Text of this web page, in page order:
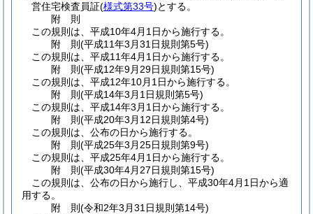
営住宅検査員証(様式第33号)とする。
附 則
この規則は、平成10年4月1日から施行する。
附 則(平成11年3月31日規則第5号)
この規則は、平成11年4月1日から施行する。
附 則(平成12年9月29日規則第15号)
この規則は、平成12年10月1日から施行する。
附 則(平成14年3月1日規則第5号)
この規則は、平成14年3月1日から施行する。
附 則(平成20年3月12日規則第4号)
この規則は、公布の日から施行する。
附 則(平成25年3月25日規則第9号)
この規則は、平成25年4月1日から施行する。
附 則(平成30年4月27日規則第15号)
この規則は、公布の日から施行し、平成30年4月1日から適
用する。
附 則(令和2年3月31日規則第14号)